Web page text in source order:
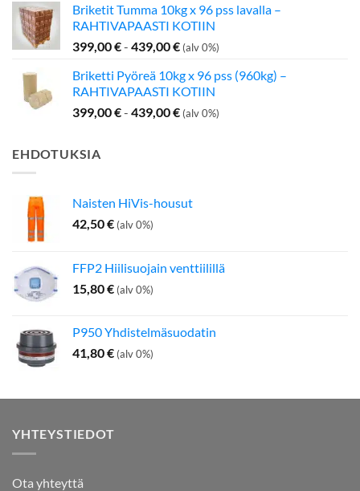
oli:
199,00 €.
on:
142,50 €.
Briketit Tumma 10kg x 96 pss lavalla –
RAHTIVAPAASTI KOTIIN
399,00€- 439,00€ (alv 0%)
Briketti Pyöreä 10kg x 96 pss (960kg) –
RAHTIVAPAASTI KOTIIN
399,00€- 439,00€ (alv 0%)
EHDOTUKSIA
Naisten HiVis-housut
42,50€ (alv 0%)
FFP2 Hiilisuojain venttiilillä
15,80€ (alv 0%)
P950 Yhdistelmäsuodatin
41,80€ (alv 0%)
YHTEYSTIEDOT
Ota yhteyttä